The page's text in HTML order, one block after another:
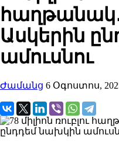
Ասկերին
ամուսնու
Ժամանց 6 Օգոստոս,